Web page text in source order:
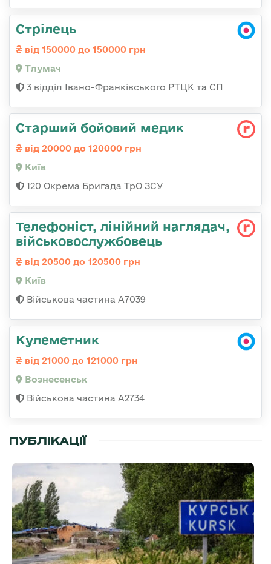
Стрілець
від 150000 до 150000 грн
Тлумач
3 відділ Івано-Франківського РТЦК та СП
Старший бойовий медик
від 20000 до 120000 грн
Київ
120 Окрема Бригада ТрО ЗСУ
Телефоніст, лінійний наглядач,
військовослужбовець
від 20500 до 120500 грн
Київ
Військова частина А7039
Кулеметник
від 21000 до 121000 грн
Вознесенськ
Військова частина А2734
ПУБЛІКАЦІЇ